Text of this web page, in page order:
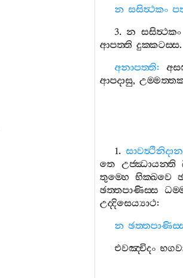
න සසිත්‍ථකං
3.න සසිත්‍ථකං
ආපත‍්ති දුක‍්කටස‍්ස.
අනාපත‍්ති:
ආපදාසු,
1.
තෙ
උජ‍්ඣායන‍්ති
තුම‍්හෙ භික‍්ඛවෙ
ඡත‍්තපාණිස‍්ස
උද‍්දිසෙය්‍යාථ:
න
එවඤ‍්චිදං